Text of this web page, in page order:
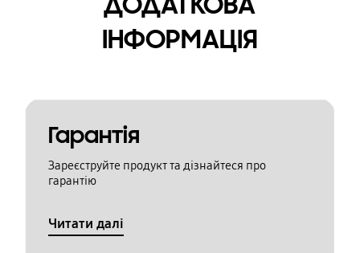
ІНФОРМАЦІЯ
Гарантія
Зареєструйте продукт та дізнайтеся про
гарантію
Читати далі